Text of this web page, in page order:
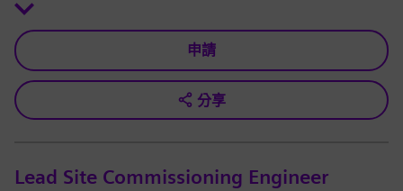
申請
分享
Lead Site Commissioning Engineer